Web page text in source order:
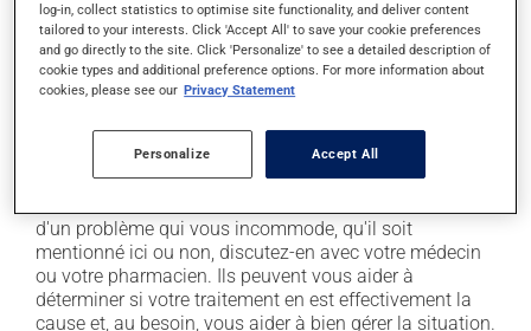
il peut causer de la constipation - pour la prévenir,
buvez beaucoup, prenez plus de fibres alimentaires;
il peut causer des étourdissements ou vous endormir
il peut causer des nausées et des vomissements.
Chaque personne peut réagir différemment à un
d'un problème qui vous incommode, qu'il soit
mentionné ici ou non, discutez-en avec votre médecin
ou votre pharmacien. Ils peuvent vous aider à
déterminer si votre traitement en est effectivement la
cause et, au besoin, vous aider à bien gérer la situation.
log-in, collect statistics to optimise site functionality, and deliver content
tailored to your interests. Click 'Accept All' to save your cookie preferences
and go directly to the site. Click 'Personalize' to see a detailed description of
cookie types and additional preference options. For more information about
cookies, please see our Privacy Statement
Personalize Accept All